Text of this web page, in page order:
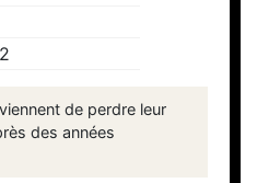
de perdre leur
des années